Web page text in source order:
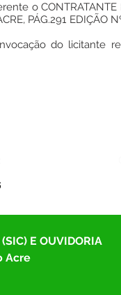
o CONTRATANTE
PÁG.291 EDIÇÃO
do licitante
E OUVIDORIA
Acre